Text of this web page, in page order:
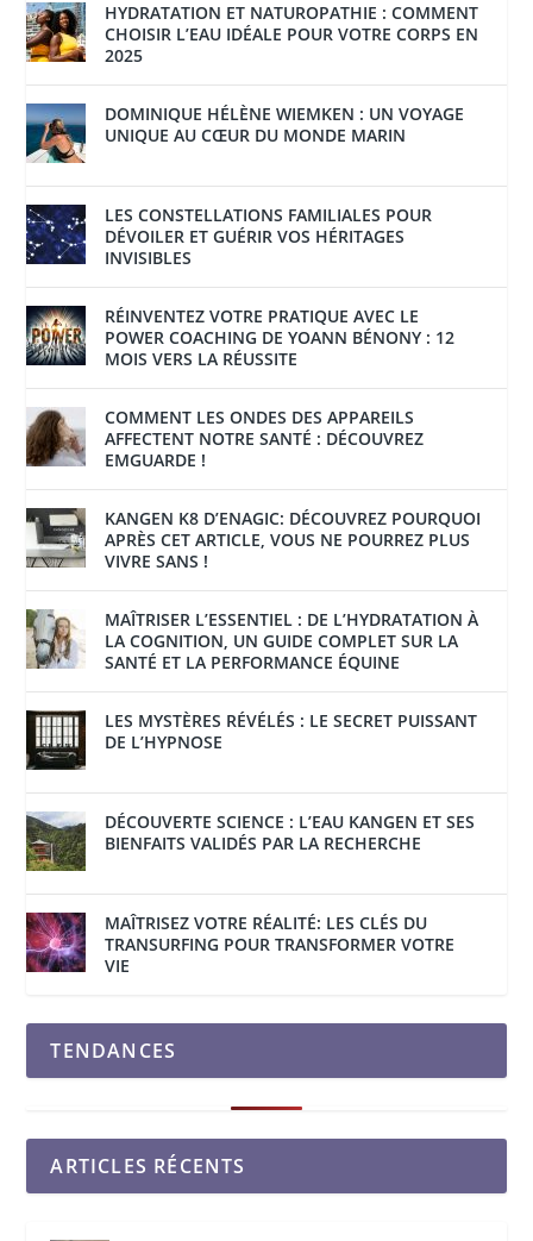
HYDRATATION ET NATUROPATHIE : COMMENT
CHOISIR L’EAU IDÉALE POUR VOTRE CORPS EN
2025
DOMINIQUE HÉLÈNE WIEMKEN : UN VOYAGE
UNIQUE AU CŒUR DU MONDE MARIN
LES CONSTELLATIONS FAMILIALES POUR
DÉVOILER ET GUÉRIR VOS HÉRITAGES
INVISIBLES
RÉINVENTEZ VOTRE PRATIQUE AVEC LE
POWER COACHING DE YOANN BÉNONY : 12
MOIS VERS LA RÉUSSITE
COMMENT LES ONDES DES APPAREILS
AFFECTENT NOTRE SANTÉ : DÉCOUVREZ
EMGUARDE !
KANGEN K8 D’ENAGIC: DÉCOUVREZ POURQUOI
APRÈS CET ARTICLE, VOUS NE POURREZ PLUS
VIVRE SANS !
MAÎTRISER L’ESSENTIEL : DE L’HYDRATATION À
LA COGNITION, UN GUIDE COMPLET SUR LA
SANTÉ ET LA PERFORMANCE ÉQUINE
LES MYSTÈRES RÉVÉLÉS : LE SECRET PUISSANT
DE L’HYPNOSE
DÉCOUVERTE SCIENCE : L’EAU KANGEN ET SES
BIENFAITS VALIDÉS PAR LA RECHERCHE
MAÎTRISEZ VOTRE RÉALITÉ: LES CLÉS DU
TRANSURFING POUR TRANSFORMER VOTRE
VIE
TENDANCES
ARTICLES RÉCENTS